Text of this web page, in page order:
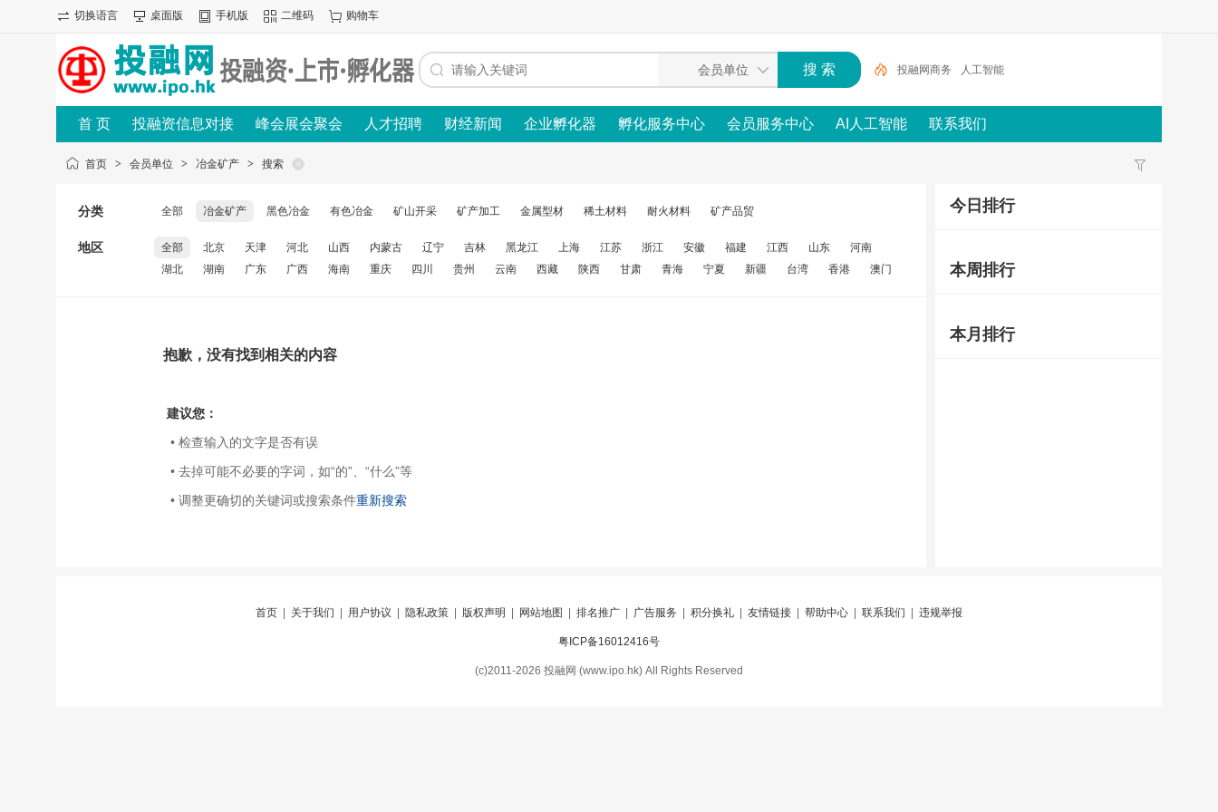
切换语言 桌面版 手机版 二维码 购物车
投融网商务 人工智能
首 页 投融资信息对接 峰会展会聚会 人才招聘 财经新闻 企业孵化器 孵化服务中心 会员服务中心 AI人工智能 联系我们
首页 > 会员单位 > 冶金矿产 > 搜索
分类 全部 冶金矿产 黑色冶金 有色冶金 矿山开采 矿产加工 金属型材 稀土材料 耐火材料 矿产品贸
地区 全部 北京 天津 河北 山西 内蒙古 辽宁 吉林 黑龙江 上海 江苏 浙江 安徽 福建 江西 山东
河南
湖北
湖南 广东 广西 海南 重庆 四川 贵州 云南 西藏 陕西 甘肃 青海 宁夏 新疆 台湾 香港 澳门
抱歉，没有找到相关的内容
建议您：
• 检查输入的文字是否有误
• 去掉可能不必要的字词，如“的”、“什么”等
• 调整更确切的关键词或搜索条件重新搜索
今日排行
本周排行
本月排行
首页 关于我们 用户协议 隐私政策 版权声明 网站地图 排名推广 广告服务 积分换礼 友情链接 帮助中心 联系我们 违规举报
粤ICP备16012416号
(c)2011-2026 投融网 (www.ipo.hk) All Rights Reserved